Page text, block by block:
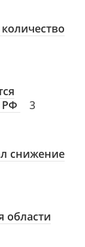
РФ
3
снижение
области